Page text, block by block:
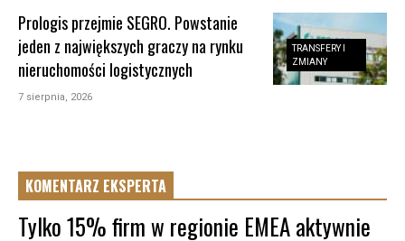
TRANSFERY I
ZMIANY
Prologis przejmie SEGRO. Powstanie
jeden z największych graczy na rynku
nieruchomości logistycznych
7 sierpnia, 2026
KOMENTARZ EKSPERTA
Tylko 15% firm w regionie EMEA aktywnie